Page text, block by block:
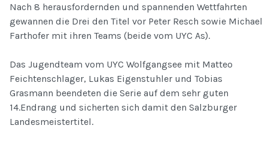
Nach 8 herausfordernden und spannenden Wettfahrten
gewannen die Drei den Titel vor Peter Resch sowie Michael
Farthofer mit ihren Teams (beide vom UYC As).
Das Jugendteam vom UYC Wolfgangsee mit Matteo
Feichtenschlager, Lukas Eigenstuhler und Tobias
Grasmann beendeten die Serie auf dem sehr guten
14.Endrang und sicherten sich damit den Salzburger
Landesmeistertitel.